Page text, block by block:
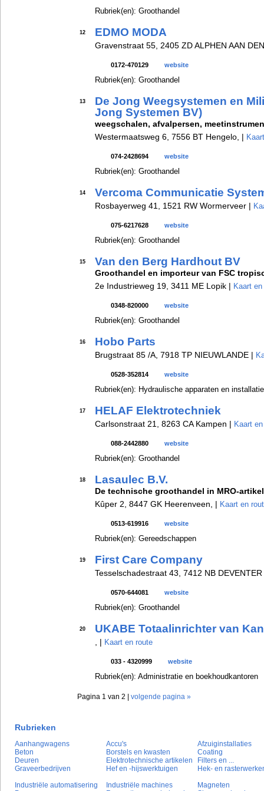
Rubriek(en): Groothandel
12 EDMO MODA
Gravenstraat 55, 2405 ZD ALPHEN AAN
0172-470129 website
Rubriek(en): Groothandel
13
De Jong Weegsystemen en
Jong Systemen BV)
weegschalen, afvalpersen,
Westermaatsweg 6, 7556 BT Hengelo, |
074-2428694 website
Rubriek(en): Groothandel
14 Vercoma Communicatie
Rosbayerweg 41, 1521 RW Wormerveer |
075-6217628 website
Rubriek(en): Groothandel
15 Van den Berg Hardhout BV
Groothandel en importeur van FSC
2e Industrieweg 19, 3411 ME Lopik | Kaart
0348-820000 website
Rubriek(en): Groothandel
16 Hobo Parts
Brugstraat 85 /A, 7918 TP NIEUWLANDE |
0528-352814 website
Rubriek(en): Hydraulische apparaten en
17 HELAF Elektrotechniek
Carlsonstraat 21, 8263 CA Kampen | Kaart
088-2442880 website
Rubriek(en): Groothandel
18 Lasaulec B.V.
De technische groothandel in MRO-
Kûper 2, 8447 GK Heerenveen, | Kaart en
0513-619916 website
Rubriek(en): Gereedschappen
19 First Care Company
Tesselschadestraat 43, 7412 NB
0570-644081 website
Rubriek(en): Groothandel
20 UKABE Totaalinrichter van
, | Kaart en route
033 - 4320999 website
Rubriek(en): Administratie en boekhoudkantoren
Pagina 1 van 2 | volgende pagina »
Rubrieken
Aanhangwagens Accu's
Afzuiginstallaties
Beton
Borstels en kwasten
Coating
Deuren
Elektrotechnische artikelen
Filters en ...
Graveerbedrijven
Hef en -hijswerktuigen
Hek- en
Industriële automatisering
Industriële machines
Magneten